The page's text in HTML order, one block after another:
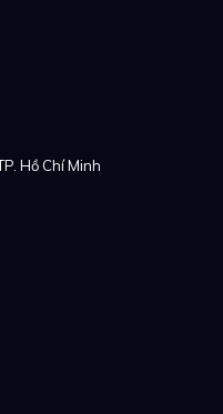
Hồ Chí Minh